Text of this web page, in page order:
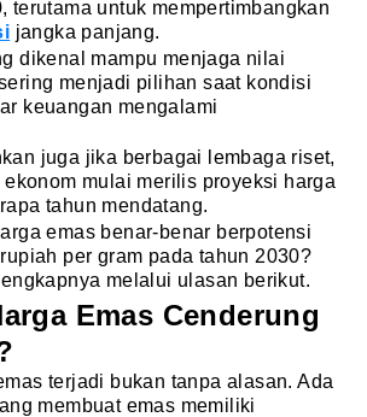
terutama untuk mempertimbangkan
jangka panjang.
dikenal mampu menjaga nilai
menjadi pilihan saat kondisi
keuangan mengalami
juga jika berbagai lembaga riset,
mulai merilis proyeksi harga
tahun mendatang.
emas benar-benar berpotensi
per gram pada tahun 2030?
melalui ulasan berikut.
Emas Cenderung
terjadi bukan tanpa alasan. Ada
membuat emas memiliki